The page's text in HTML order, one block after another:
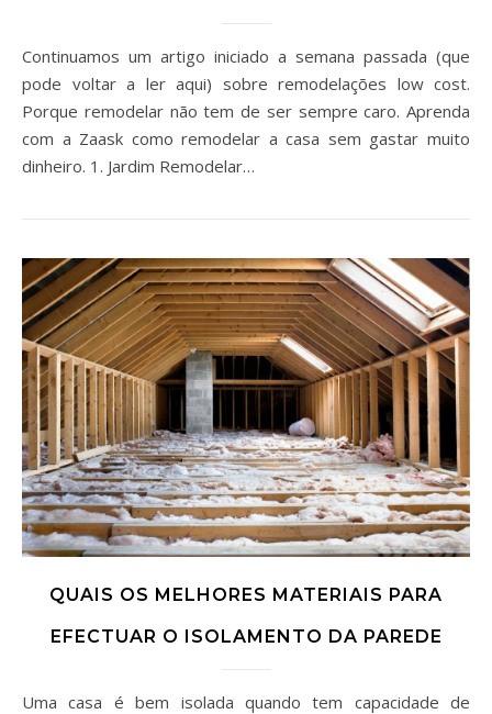
Continuamos um artigo iniciado a semana passada (que
pode voltar a ler aqui) sobre remodelações low cost.
Porque remodelar não tem de ser sempre caro. Aprenda
com a Zaask como remodelar a casa sem gastar muito
dinheiro. 1. Jardim Remodelar…
QUAIS OS MELHORES MATERIAIS PARA
EFECTUAR O ISOLAMENTO DA PAREDE
Uma casa é bem isolada quando tem capacidade de